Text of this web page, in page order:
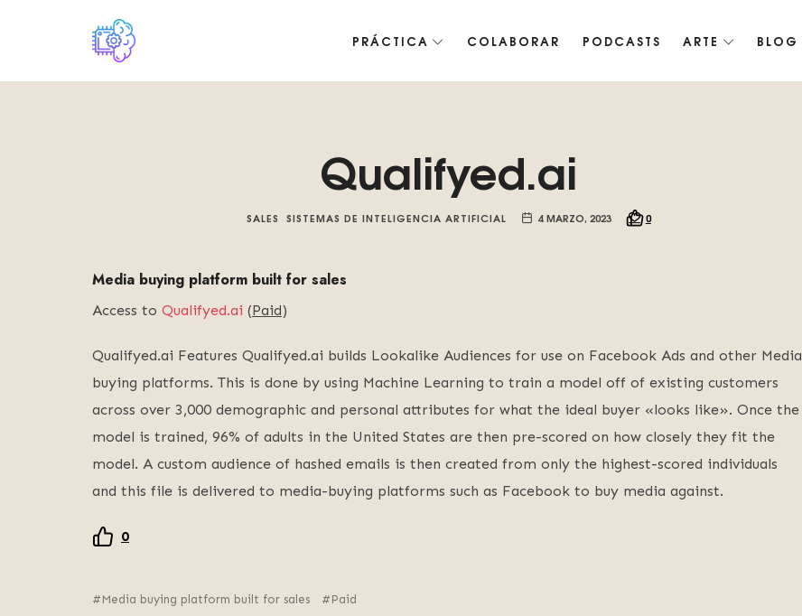
PRÁCTICA COLABORAR PODCASTS ARTE BLOG
Qualifyed.ai
SALES SISTEMAS DE INTELIGENCIA ARTIFICIAL 4 MARZO, 2023 0
Media buying platform built for sales
Access to Qualifyed.ai (Paid)
Qualifyed.ai Features Qualifyed.ai builds Lookalike Audiences for use on Facebook Ads and other Media
buying platforms. This is done by using Machine Learning to train a model off of existing customers
across over 3,000 demographic and personal attributes for what the ideal buyer «looks like». Once the
model is trained, 96% of adults in the United States are then pre-scored on how closely they fit the
model. A custom audience of hashed emails is then created from only the highest-scored individuals
and this file is delivered to media-buying platforms such as Facebook to buy media against.
0
Media buying platform built for sales Paid